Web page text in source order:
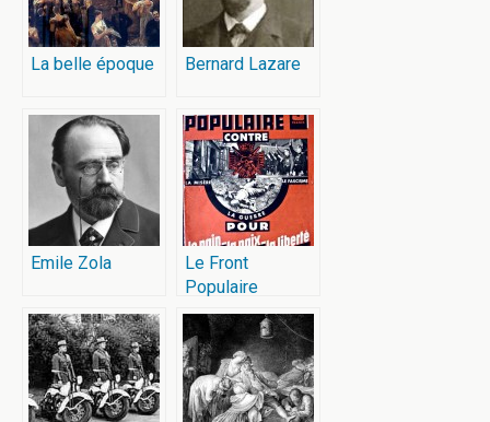
La belle époque Bernard Lazare
Emile Zola
Le Front
Populaire